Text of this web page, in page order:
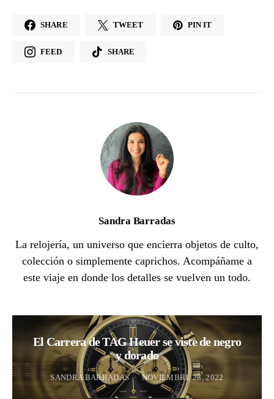
SHARE TWEET PIN IT
FEED SHARE
Sandra Barradas
La relojería, un universo que encierra objetos de culto,
colección o simplemente caprichos. Acompáñame a
este viaje en donde los detalles se vuelven un todo.
El Carrera de TAG Heuer se viste de negro
y dorado
SANDRA BARRADAS NOVIEMBRE 28, 2022